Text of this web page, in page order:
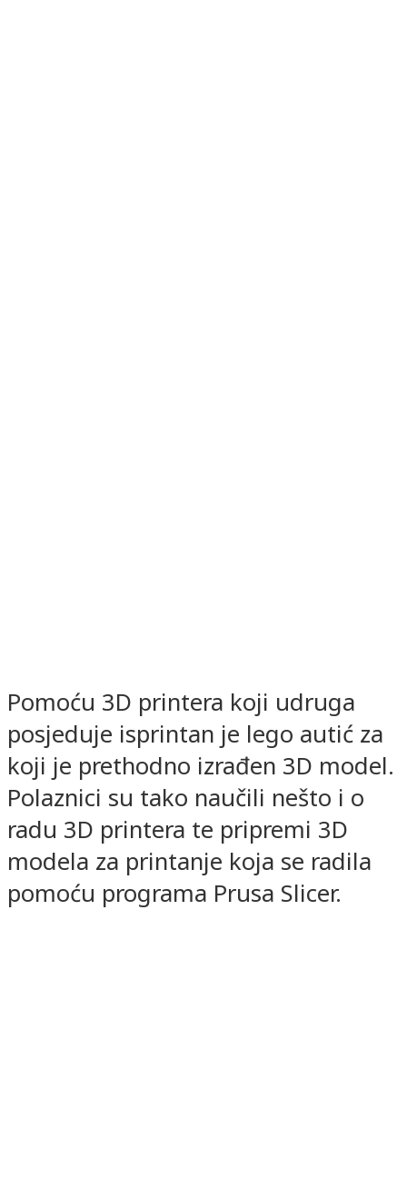
Pomoću 3D printera koji udruga
posjeduje isprintan je lego autić za
koji je prethodno izrađen 3D model.
Polaznici su tako naučili nešto i o
radu 3D printera te pripremi 3D
modela za printanje koja se radila
pomoću programa Prusa Slicer.